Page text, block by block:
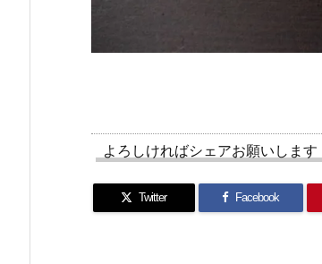
よろしければシェアお願いします
Twitter Facebook